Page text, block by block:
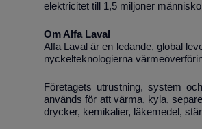
elektricitet till 1,5 miljoner
Om Alfa Laval
Alfa Laval är en ledande, global
nyckelteknologierna
Företagets utrustning, system
används för att värma, kyla,
drycker, kemikalier, läkemedel,